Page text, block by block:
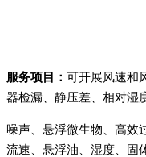
服务项目： 可开展风速和
器检漏、静压差、相对湿
噪声、悬浮微生物、高效
流速、悬浮油、湿度、固